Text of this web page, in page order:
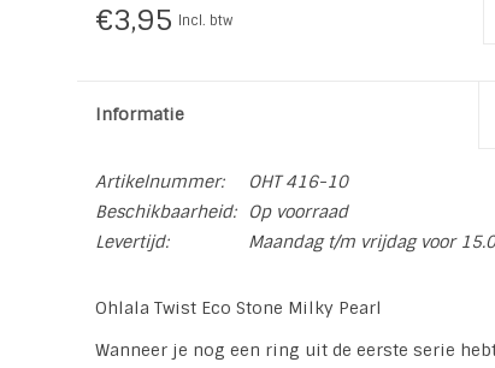
€3,95 Incl. btw
Informatie
Artikelnummer:
OHT 416-10
Beschikbaarheid:
Op voorraad
Levertijd:
Maandag t/m vrijdag voor
Ohlala Twist Eco Stone Milky Pearl
Wanneer je nog een ring uit de eerste serie